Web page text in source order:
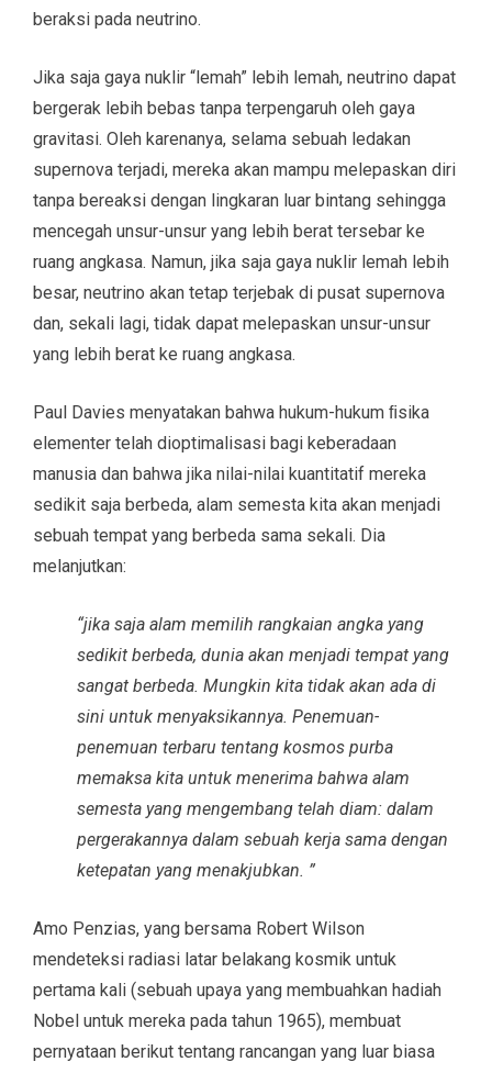
beraksi pada neutrino.
Jika saja gaya nuklir “lemah” lebih lemah, neutrino dapat
bergerak lebih bebas tanpa terpengaruh oleh gaya
gravitasi. Oleh karenanya, selama sebuah ledakan
supernova terjadi, mereka akan mampu melepaskan diri
tanpa bereaksi dengan lingkaran luar bintang sehingga
mencegah unsur-unsur yang lebih berat tersebar ke
ruang angkasa. Namun, jika saja gaya nuklir lemah lebih
besar, neutrino akan tetap terjebak di pusat supernova
dan, sekali lagi, tidak dapat melepaskan unsur-unsur
yang lebih berat ke ruang angkasa.
Paul Davies menyatakan bahwa hukum-hukum ﬁsika
elementer telah dioptimalisasi bagi keberadaan
manusia dan bahwa jika nilai-nilai kuantitatif mereka
sedikit saja berbeda, alam semesta kita akan menjadi
sebuah tempat yang berbeda sama sekali. Dia
melanjutkan:
“jika saja alam memilih rangkaian angka yang
sedikit berbeda, dunia akan menjadi tempat yang
sangat berbeda. Mungkin kita tidak akan ada di
sini untuk menyaksikannya. Penemuan-
penemuan terbaru tentang kosmos purba
memaksa kita untuk menerima bahwa alam
semesta yang mengembang telah diam: dalam
pergerakannya dalam sebuah kerja sama dengan
ketepatan yang menakjubkan. ”
Amo Penzias, yang bersama Robert Wilson
mendeteksi radiasi latar belakang kosmik untuk
pertama kali (sebuah upaya yang membuahkan hadiah
Nobel untuk mereka pada tahun 1965), membuat
pernyataan berikut tentang rancangan yang luar biasa